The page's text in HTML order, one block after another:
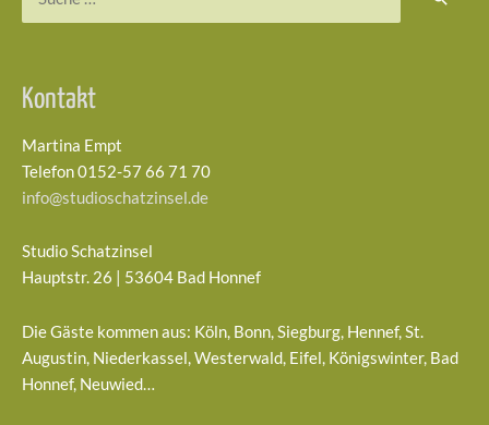
Kontakt
Martina Empt
Telefon 0152-57 66 71 70
info@studioschatzinsel.de
Studio Schatzinsel
Hauptstr. 26 | 53604 Bad Honnef
Die Gäste kommen aus: Köln, Bonn, Siegburg, Hennef, St.
Augustin, Niederkassel, Westerwald, Eifel, Königswinter, Bad
Honnef, Neuwied…